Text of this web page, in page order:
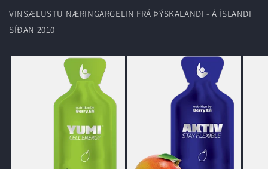
VINSÆLUSTU NÆRINGARGELIN FRÁ ÞÝSKALANDI - Á ÍSLANDI
SÍÐAN 2010